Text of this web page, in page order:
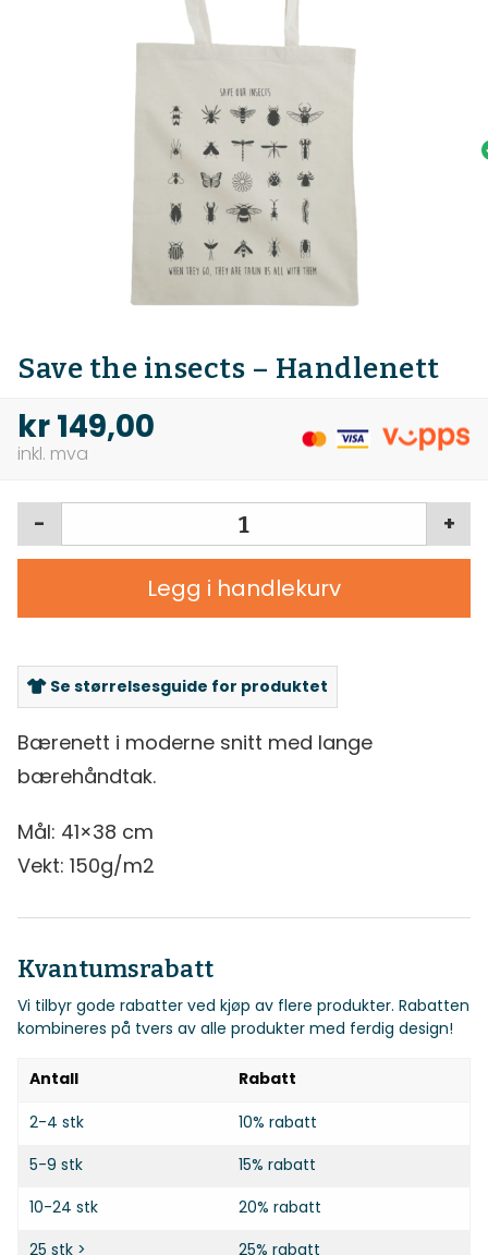
Save the insects – Handlenett
kr149,00
+
-
Legg i handlekurv
Se størrelsesguide for produktet
Bærenett i moderne snitt med lange
bærehåndtak.
Mål: 41×38 cm
Vekt: 150g/m2
Kvantumsrabatt
Vi tilbyr gode rabatter ved kjøp av flere produkter. Rabatten
kombineres på tvers av alle produkter med ferdig design!
Antall
Rabatt
2-4 stk
10% rabatt
5-9 stk
15% rabatt
10-24 stk
20% rabatt
25 stk >
25% rabatt